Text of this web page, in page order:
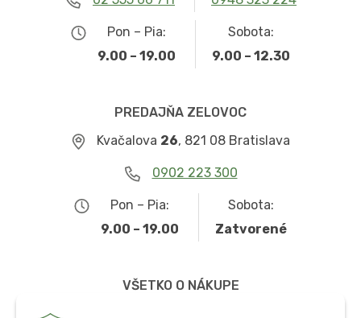
Pon – Pia:
9.00 – 19.00
Sobota:
9.00 – 12.30
PREDAJŇA ZELOVOC
Kvačalova 26, 821 08 Bratislava
0902 223 300
Pon – Pia:
9.00 – 19.00
Sobota:
Zatvorené
VŠETKO O NÁKUPE